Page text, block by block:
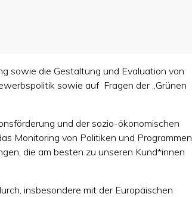
sowie die Gestaltung und Evaluation von
sowie auf Fragen der „Grünen
und der sozio-ökonomischen
Monitoring von Politiken und Programmen
die am besten zu unseren Kund*innen
insbesondere mit der Europäischen